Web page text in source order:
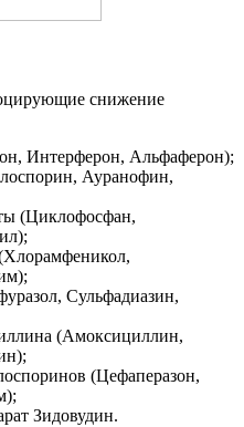
снижение
Интерферон, Альфаферон);
Ауранофин,
(Циклофосфан,
Сульфадиазин,
(Амоксициллин,
(Цефаперазон,
Зидовудин.